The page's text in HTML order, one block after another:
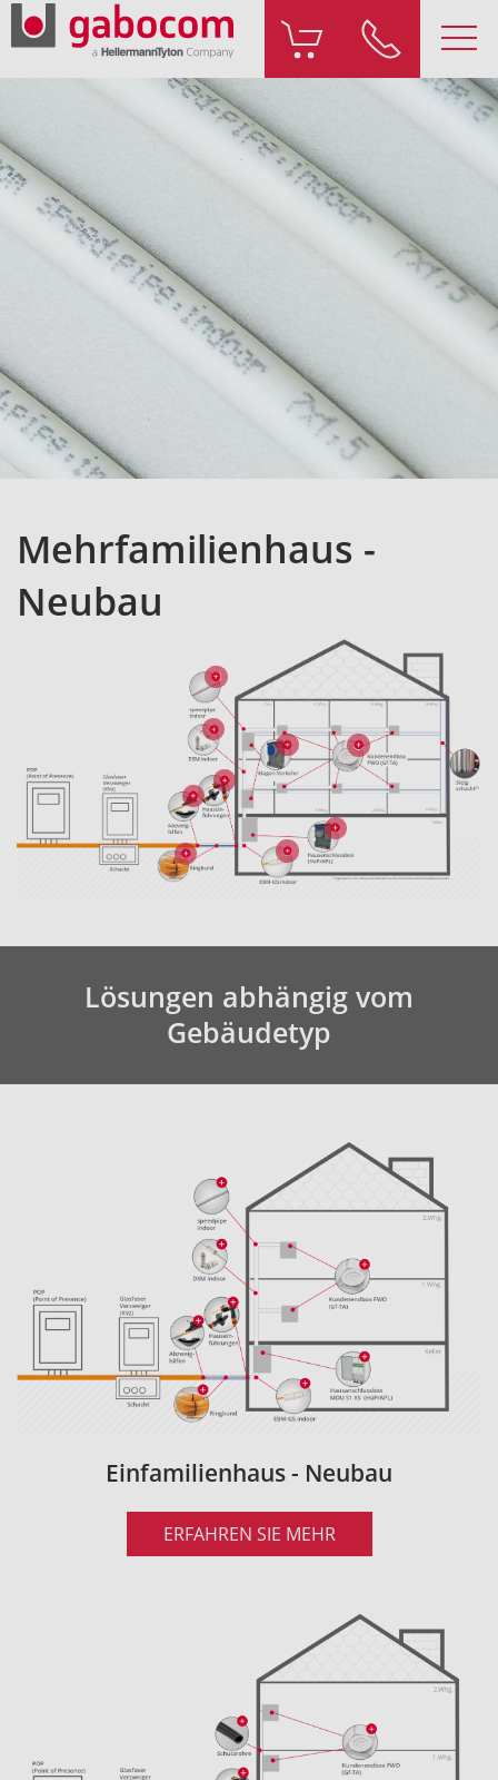
Mehrfamilienhaus -
Neubau
Lösungen abhängig vom
Gebäudetyp
Einfamilienhaus - Neubau
ERFAHREN SIE MEHR